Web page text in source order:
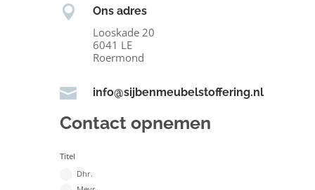
 Ons adres
Looskade 20
6041 LE
Roermond
 info@sijbenmeubelstoffering.nl
Contact opnemen
Titel
Dhr.